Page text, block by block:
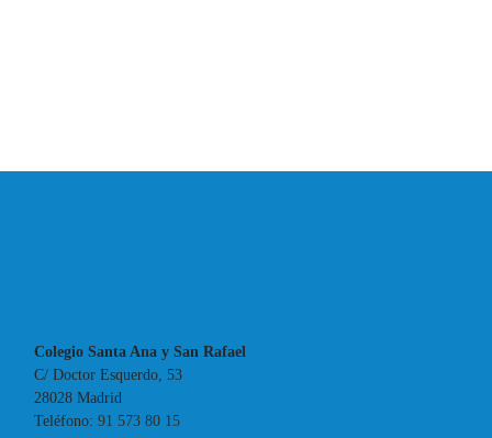
Colegio Santa Ana y San Rafael
C/ Doctor Esquerdo, 53
28028 Madrid
Teléfono:91 573 80 15